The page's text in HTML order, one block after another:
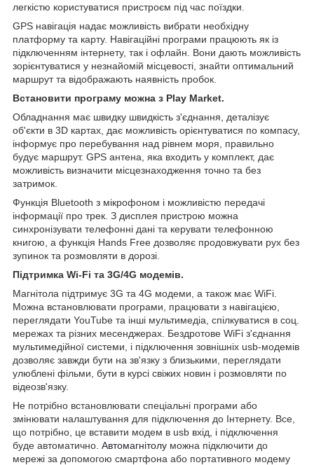
легкістю користуватися пристроєм під час поїздки.
GPS навігація надає можливість вибрати необхідну
платформу та карту. Навігаційні програми працюють як із
підключенням інтернету, так і офлайн. Вони дають можливість
зорієнтуватися у незнайомій місцевості, знайти оптимальний
маршрут та відображають наявність пробок.
Встановити програму можна з Play Market.
Обладнання має швидку швидкість з'єднання, деталізує
об'єкти в 3D картах, дає можливість орієнтуватися по компасу,
інформує про перебування над рівнем моря, правильно
будує маршрут. GPS антена, яка входить у комплект, дає
можливість визначити місцезнаходження точно та без
затримок.
Функція Bluetooth з мікрофоном і можливістю передачі
інформації про трек. З дисплея пристрою можна
синхронізувати телефонні дані та керувати телефонною
книгою, а функція Hands Free дозволяє продовжувати рух без
зупинок та розмовляти в дорозі.
Підтримка Wi-Fi та 3G/4G модемів.
Магнітола підтримує 3G та 4G модеми, а також має WiFi.
Можна встановлювати програми, працювати з навігацією,
переглядати YouTube та інші мультимедіа, спілкуватися в соц.
мережах та різних месенджерах. Бездротове WiFi з'єднання
мультимедійної системи, і підключення зовнішніх usb-модемів
дозволяє завжди бути на зв'язку з близькими, переглядати
улюблені фільми, бути в курсі свіжих новин і розмовляти по
відеозв'язку.
Не потрібно встановлювати спеціальні програми або
змінювати налаштування для підключення до Інтернету. Все,
що потрібно, це вставити модем в usb вхід, і підключення
буде автоматично. Автомагнітолу можна підключити до
мережі за допомогою смартфона або портативного модему